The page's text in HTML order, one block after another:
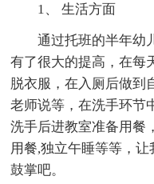
1、 生活方面
通过托班的半年幼
有了很大的提高，在每
脱衣服，在入厕后做到
老师说等，在洗手环节
洗手后进教室准备用餐
用餐,独立午睡等等，
鼓掌吧。